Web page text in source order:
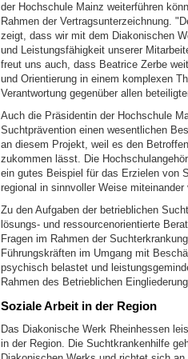
der Hochschule Mainz weiterführen
Rahmen der Vertragsunterzeichnung.
zeigt, dass wir mit dem Diakonischen
und Leistungsfähigkeit unserer
freut uns auch, dass Beatrice Zerbe
und Orientierung in einem komplexen
Verantwortung gegenüber allen
Auch die Präsidentin der Hochschule
Suchtprävention einen wesentlichen
an diesem Projekt, weil es den
zukommen lässt. Die
ein gutes Beispiel für das Erzielen von
regional in sinnvoller Weise miteinander
Zu den Aufgaben der betrieblichen
lösungs- und ressourcenorientierte
Fragen im Rahmen der
Führungskräften im Umgang mit
psychisch belastet und
Rahmen des Betrieblichen
Soziale Arbeit in der Region
Das Diakonische Werk Rheinhessen
in der Region. Die Suchtkrankenhilfe